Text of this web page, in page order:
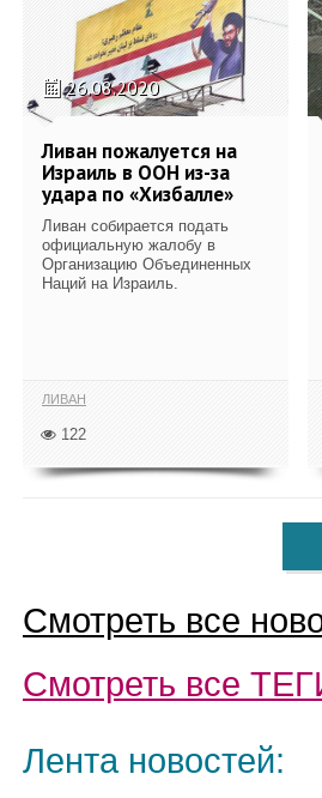
26.08.2020
Ливан пожалуется на
Израиль в ООН из-за
удара по «Хизбалле»
Ливан собирается подать
официальную жалобу в
Организацию Объединенных
Наций на Израиль.
ЛИВАН
122
Смотреть все
Смотреть все
Лента новостей: